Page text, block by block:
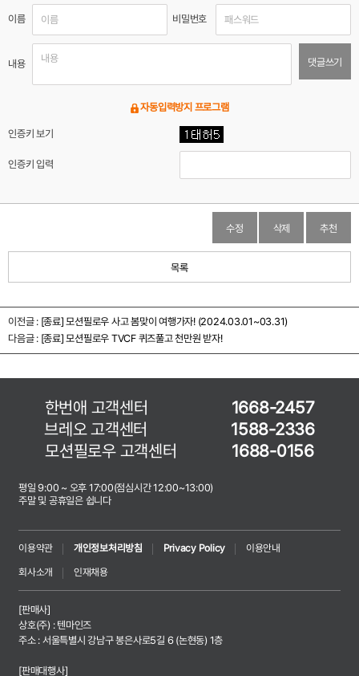
이름 비밀번호
내용 댓글쓰기
자동입력방지 프로그램
인증키 보기
인증키 입력
수정 삭제 추천
목록
이전글 : [종료] 모션필로우 사고 봄맞이 여행가자! (2024.03.01~03.31)
다음글 : [종료] 모션필로우 TVCF 퀴즈풀고 천만원 받자!
한번애 고객센터
1668-2457
브레오 고객센터
1588-2336
모션필로우 고객센터
1688-0156
평일 9:00 ~ 오후 17:00(점심시간 12:00~13:00)
주말 및 공휴일은 쉽니다
이용약관 개인정보처리방침 Privacy Policy
이용안내
회사소개
인재채용
[판매사]
상호(주) : 텐마인즈
주소 : 서울특별시 강남구 봉은사로5길 6 (논현동) 1층
[판매대행사]